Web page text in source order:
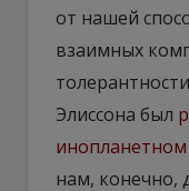
от нашей
взаимных
Элиссона был
нам, конечно,